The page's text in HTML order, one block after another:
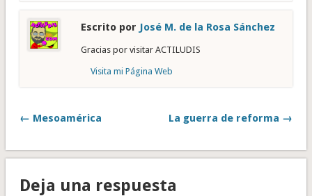
Escrito por José M. de la Rosa Sánchez
Gracias por visitar ACTILUDIS
Visita mi Página Web
← Mesoamérica La guerra de reforma →
Deja una respuesta